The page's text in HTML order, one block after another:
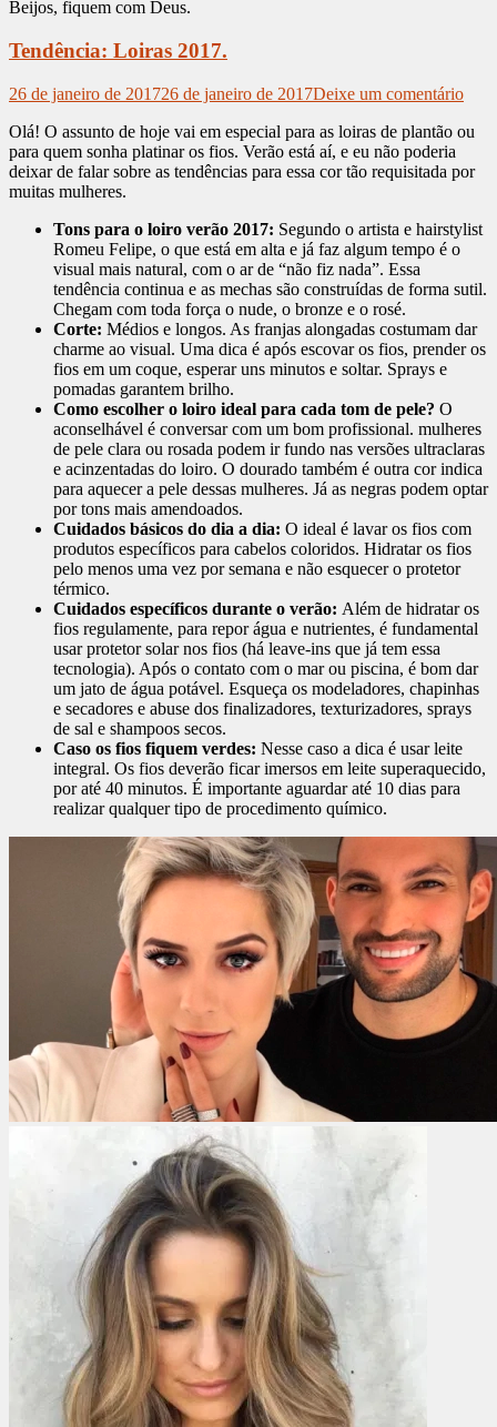
Beijos, fiquem com Deus.
Tendência: Loiras 2017.
26 de janeiro de 201726 de janeiro de 2017Deixe um comentário
Olá! O assunto de hoje vai em especial para as loiras de plantão ou
para quem sonha platinar os fios. Verão está aí, e eu não poderia
deixar de falar sobre as tendências para essa cor tão requisitada por
muitas mulheres.
Tons para o loiro verão 2017: Segundo o artista e hairstylist
Romeu Felipe, o que está em alta e já faz algum tempo é o
visual mais natural, com o ar de “não fiz nada”. Essa
tendência continua e as mechas são construídas de forma sutil.
Chegam com toda força o nude, o bronze e o rosé.
Corte: Médios e longos. As franjas alongadas costumam dar
charme ao visual. Uma dica é após escovar os fios, prender os
fios em um coque, esperar uns minutos e soltar. Sprays e
pomadas garantem brilho.
Como escolher o loiro ideal para cada tom de pele? O
aconselhável é conversar com um bom profissional. mulheres
de pele clara ou rosada podem ir fundo nas versões ultraclaras
e acinzentadas do loiro. O dourado também é outra cor indica
para aquecer a pele dessas mulheres. Já as negras podem optar
por tons mais amendoados.
Cuidados básicos do dia a dia: O ideal é lavar os fios com
produtos específicos para cabelos coloridos. Hidratar os fios
pelo menos uma vez por semana e não esquecer o protetor
térmico.
Cuidados específicos durante o verão: Além de hidratar os
fios regulamente, para repor água e nutrientes, é fundamental
usar protetor solar nos fios (há leave-ins que já tem essa
tecnologia). Após o contato com o mar ou piscina, é bom dar
um jato de água potável. Esqueça os modeladores, chapinhas
e secadores e abuse dos finalizadores, texturizadores, sprays
de sal e shampoos secos.
Caso os fios fiquem verdes: Nesse caso a dica é usar leite
integral. Os fios deverão ficar imersos em leite superaquecido,
por até 40 minutos. É importante aguardar até 10 dias para
realizar qualquer tipo de procedimento químico.